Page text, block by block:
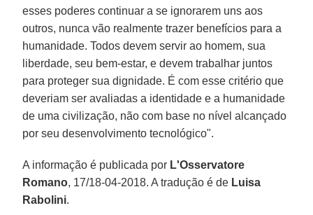
esses poderes continuar a se ignorarem uns aos
outros, nunca vão realmente trazer benefícios para a
humanidade. Todos devem servir ao homem, sua
liberdade, seu bem-estar, e devem trabalhar juntos
para proteger sua dignidade. É com esse critério que
deveriam ser avaliadas a identidade e a humanidade
de uma civilização, não com base no nível alcançado
por seu desenvolvimento tecnológico".
A informação é publicada por L'Osservatore
Romano, 17/18-04-2018. A tradução é de Luisa
Rabolini.